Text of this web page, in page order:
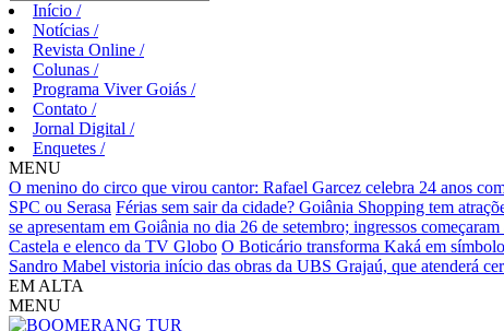
Início /
Notícias /
Revista Online /
Colunas /
Programa Viver Goiás /
Contato /
Jornal Digital /
Enquetes /
MENU
O menino do circo que virou cantor: Rafael Garcez celebra 24 anos
SPC ou Serasa Férias sem sair da cidade? Goiânia Shopping tem
se apresentam em Goiânia no dia 26 de setembro; ingressos
Castela e elenco da TV Globo O Boticário transforma Kaká em
Sandro Mabel vistoria início das obras da UBS Grajaú, que atenderá
EM ALTA
MENU